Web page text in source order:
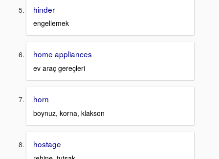
hinder
engellemek
home appliances
ev araç gereçleri
horn
boynuz, korna, klakson
hostage